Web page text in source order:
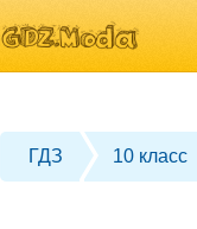
ГДЗ 10 класс